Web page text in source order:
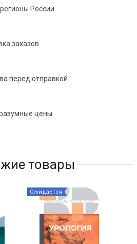
России
заказов
перед отправкой
цены
товары
Ожидается